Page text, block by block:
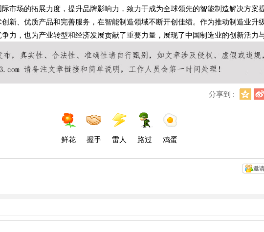
市场的拓展力度，提升品牌影响力，致力于成为全球领先的智能制造解决方案提
新、优质产品和完善服务，在智能制造领域不断开创佳绩。作为推动制造业升
力，也为产业转型和经济发展贡献了重要力量，展现了中国制造业的创新活力
分享到 :
Q
鲜花 握手 雷人 路过 鸡蛋
邀